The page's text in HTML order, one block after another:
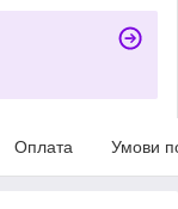
Оплата Умови